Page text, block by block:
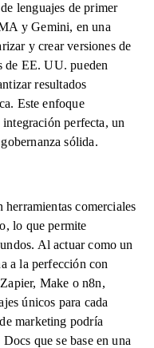
lenguajes de primer
y Gemini, en una
y crear versiones de
de EE. UU. pueden
resultados
Este enfoque
integración perfecta, un
sólida.
herramientas comerciales
lo que permite
Al actuar como un
a la perfección con
Make o n8n,
únicos para cada
marketing podría
que se base en una